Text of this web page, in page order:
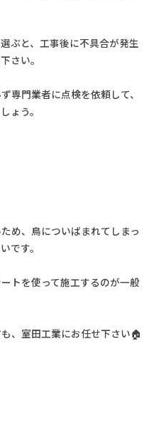
ぶと、工事後に不具合が発生
さい。
専門業者に点検を依頼して、
ょう。
め、鳥についばまれてしまっ
です。
トを使って施工するのが一般
、室田工業にお任せ下さい🏠